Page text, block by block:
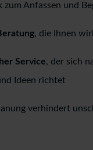
Anfassen und
, die Ihnen
Service, der sich
Ideen richtet
verhindert